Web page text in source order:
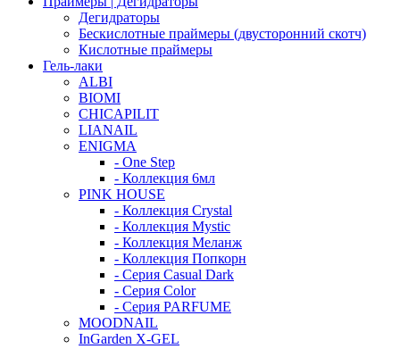
Дегидраторы
Бескислотные праймеры (двусторонний скотч)
Кислотные праймеры
Гель-лаки
ALBI
BIOMI
CHICAPILIT
LIANAIL
ENIGMA
- One Step
- Коллекция 6мл
PINK HOUSE
- Коллекция Crystal
- Коллекция Mystic
- Коллекция Меланж
- Коллекция Попкорн
- Серия Casual Dark
- Серия Color
- Серия PARFUME
MOODNAIL
InGarden X-GEL